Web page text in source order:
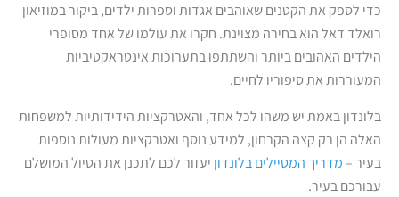
כדי לספק את הקטנים שאוהבים אגדות וספרות ילדים, ביקור במוזיאון
רואלד דאל הוא בחירה מצוינת. חקרו את עולמו של אחד מסופרי
הילדים האהובים ביותר והשתתפו בתערוכות אינטראקטיביות
המעוררות את סיפוריו לחיים.
בלונדון באמת יש משהו לכל אחד, והאטרקציות הידידותיות למשפחות
האלה הן רק קצה הקרחון, למידע נוסף ואטרקציות מעולות נוספות
בעיר –מדריך המטיילים בלונדוןיעזור לכם לתכנן את הטיול המושלם
עבורכם בעיר.